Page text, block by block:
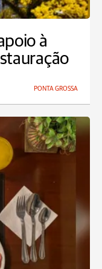
à
PONTA GROSSA